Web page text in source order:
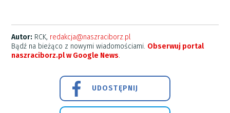
Autor: RCK, redakcja@naszraciborz.pl
Bądź na bieżąco z nowymi wiadomościami. Obserwuj portal
naszraciborz.pl w Google News.
UDOSTĘPNIJ